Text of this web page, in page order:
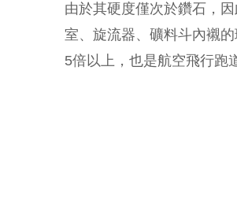
由於其硬度僅次於鑽石，
室、旋流器、礦料斗內襯
5倍以上，也是航空飛行跑